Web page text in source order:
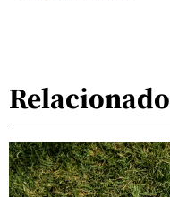
Relacionado